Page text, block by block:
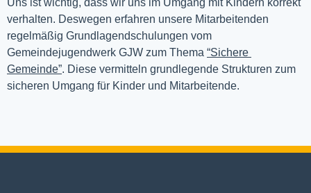
verhalten. Deswegen erfahren unsere Mitarbeitenden
regelmäßig Grundlagendschulungen vom
Gemeindejugendwerk GJW zum Thema “Sichere
Gemeinde”. Diese vermitteln grundlegende Strukturen zum
sicheren Umgang für Kinder und Mitarbeitende.